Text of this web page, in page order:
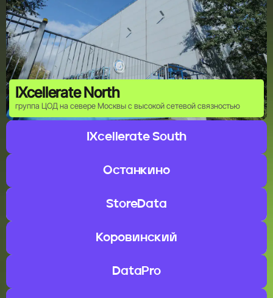
IXcellerate North
группа ЦОД на севере Москвы с высокой сетевой связностью
IXcellerate South
IXcellerate South
группа ЦОД на юге Москвы с проектной мощностью 300+ МВт
Останкино
исторический телеком-узел у Останкинской телебашни
StoreData
коммерческий ЦОД Tier III со 100% uptime
Коровинский
ключевая облачная площадка Ростелекома
DataPro